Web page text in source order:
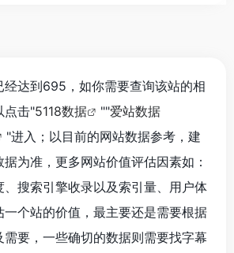
经达到695，如你需要查询该站的相
点击"5118数据 ""爱站数据
"进入；以目前的网站数据参考，建
为准，更多网站价值评估因素如：
搜索引擎收录以及索引量、用户体
个站的价值，最主要还是需要根据
要，一些确切的数据则需要找字幕